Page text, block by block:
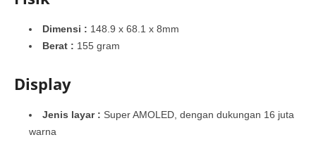
Dimensi : 148.9 x 68.1 x 8mm
Berat : 155 gram
Display
Jenis layar : Super AMOLED, dengan dukungan 16 juta
warna